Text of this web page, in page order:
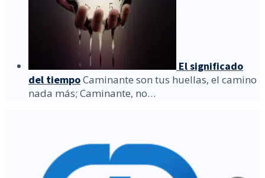
El significado
del tiempoCaminante son tus huellas, el camino
nada más; Caminante, no…